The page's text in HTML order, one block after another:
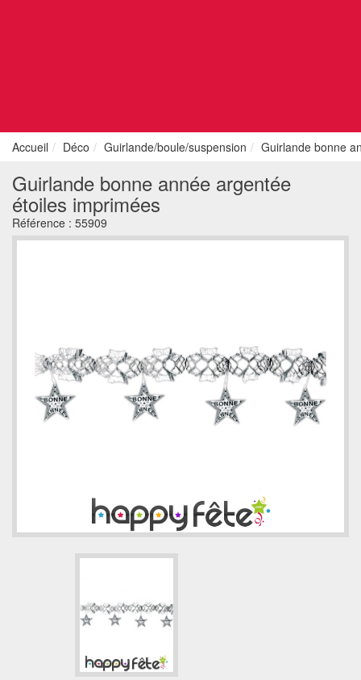
Accueil Déco Guirlande/boule/suspension Guirlande bonne
Guirlande bonne année argentée
étoiles imprimées
Référence : 55909